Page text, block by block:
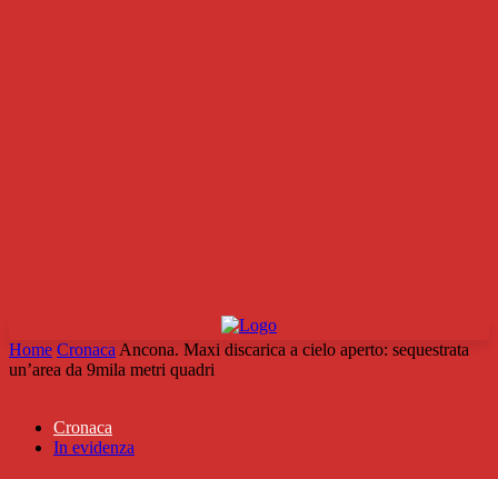
Home Cronaca Ancona. Maxi discarica a cielo aperto: sequestrata
un’area da 9mila metri quadri
Cronaca
In evidenza